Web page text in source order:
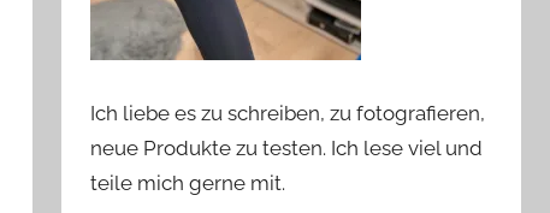
Ich liebe es zu schreiben, zu fotografieren,
neue Produkte zu testen. Ich lese viel und
teile mich gerne mit.